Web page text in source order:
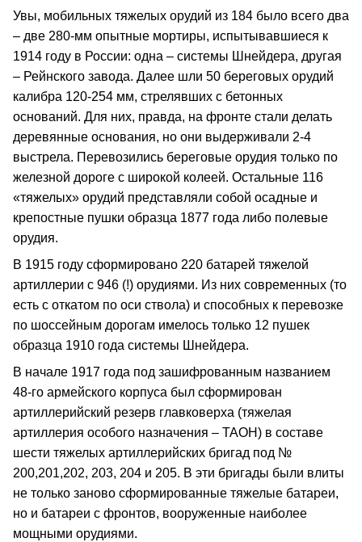
Увы, мобильных тяжелых орудий из 184 было всего два
– две 280-мм опытные мортиры, испытывавшиеся к
1914 году в России: одна – системы Шнейдера, другая
– Рейнского завода. Далее шли 50 береговых орудий
калибра 120-254 мм, стрелявших с бетонных
оснований. Для них, правда, на фронте стали делать
деревянные основания, но они выдерживали 2-4
выстрела. Перевозились береговые орудия только по
железной дороге с широкой колеей. Остальные 116
«тяжелых» орудий представляли собой осадные и
крепостные пушки образца 1877 года либо полевые
орудия.
В 1915 году сформировано 220 батарей тяжелой
артиллерии с 946 (!) орудиями. Из них современных (то
есть с откатом по оси ствола) и способных к перевозке
по шоссейным дорогам имелось только 12 пушек
образца 1910 года системы Шнейдера.
В начале 1917 года под зашифрованным названием
48-го армейского корпуса был сформирован
артиллерийский резерв главковерха (тяжелая
артиллерия особого назначения – ТАОН) в составе
шести тяжелых артиллерийских бригад под №
200,201,202, 203, 204 и 205. В эти бригады были влиты
не только заново сформированные тяжелые батареи,
но и батареи с фронтов, вооруженные наиболее
мощными орудиями.